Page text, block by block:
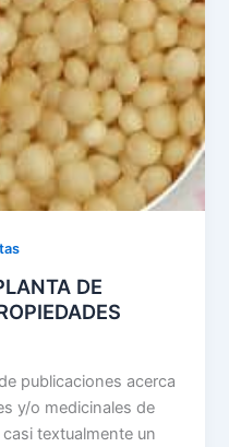
DE
publicaciones acerca
y/o medicinales de
textualmente un